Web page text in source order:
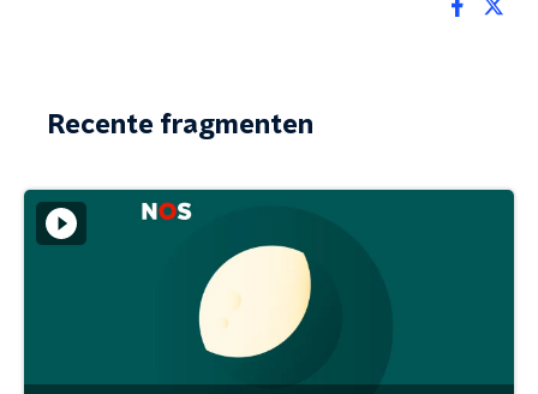
Recente fragmenten